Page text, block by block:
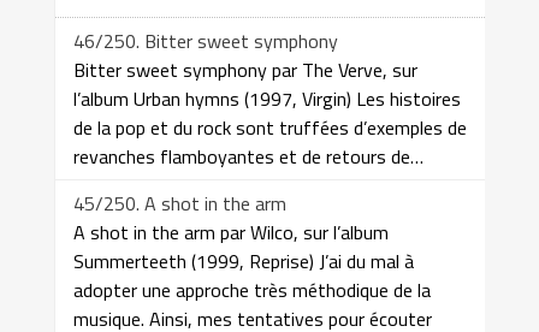
46/250. Bitter sweet symphony
Bitter sweet symphony par The Verve, sur
l’album Urban hymns (1997, Virgin) Les histoires
de la pop et du rock sont truffées d’exemples de
revanches flamboyantes et de retours de…
45/250. A shot in the arm
A shot in the arm par Wilco, sur l’album
Summerteeth (1999, Reprise) J’ai du mal à
adopter une approche très méthodique de la
musique. Ainsi, mes tentatives pour écouter